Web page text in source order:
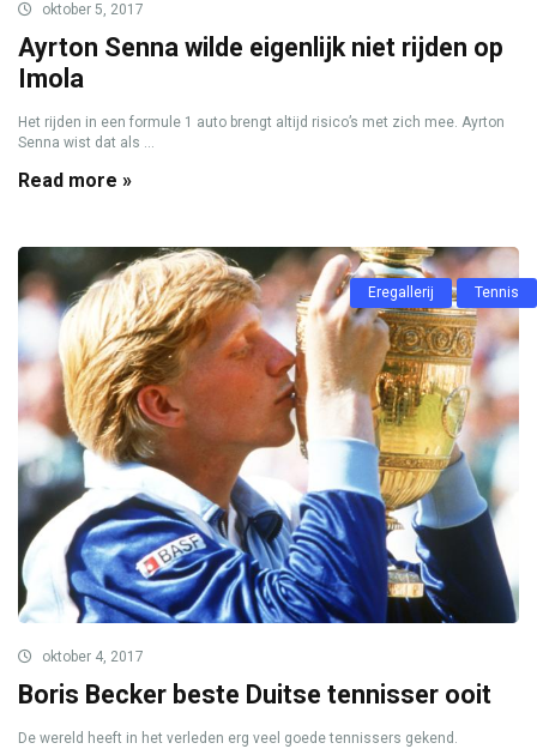
oktober 5, 2017
Ayrton Senna wilde eigenlijk niet rijden op
Imola
Het rijden in een formule 1 auto brengt altijd risico’s met zich mee. Ayrton
Senna wist dat als ...
Read more »
Eregallerij Tennis
oktober 4, 2017
Boris Becker beste Duitse tennisser ooit
De wereld heeft in het verleden erg veel goede tennissers gekend.